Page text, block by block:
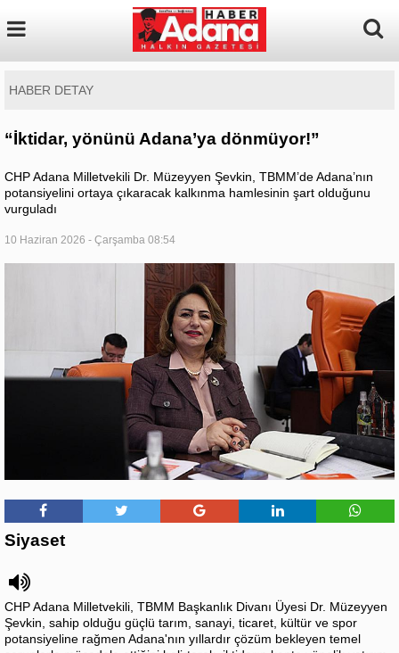
HABER DETAY
“İktidar, yönünü Adana’ya dönmüyor!”
CHP Adana Milletvekili Dr. Müzeyyen Şevkin, TBMM’de Adana’nın
potansiyelini ortaya çıkaracak kalkınma hamlesinin şart olduğunu
vurguladı
10 Haziran 2026 - Çarşamba 08:54
Siyaset
CHP Adana Milletvekili, TBMM Başkanlık Divanı Üyesi Dr. Müzeyyen
Şevkin, sahip olduğu güçlü tarım, sanayi, ticaret, kültür ve spor
potansiyeline rağmen Adana'nın yıllardır çözüm bekleyen temel